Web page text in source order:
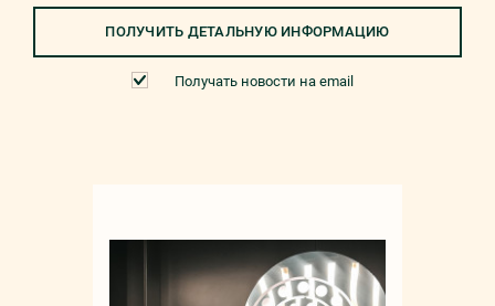
ПОЛУЧИТЬ ДЕТАЛЬНУЮ ИНФОРМАЦИЮ
Получать новости на email